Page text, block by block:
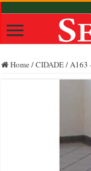
Home /CIDADE/A163